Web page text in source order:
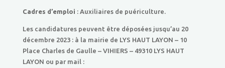
Cadres d’emploi : Auxiliaires de puériculture.
Les candidatures peuvent être déposées jusqu’au 20
décembre 2023 : à la mairie de LYS HAUT LAYON – 10
Place Charles de Gaulle – VIHIERS – 49310 LYS HAUT
LAYON ou par mail :